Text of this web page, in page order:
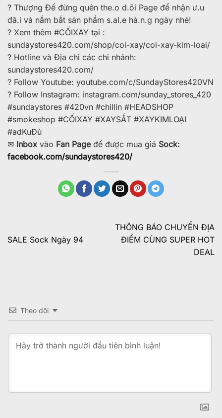
? Thượng Đế đừng quên the.o d.õi Page để nhận ư.u
đã.i và nắm bắt sản phẩm s.al.e hà.n.g ngày nhé!
? Xem thêm #CỐIXAY tại :
sundaystores420.com/shop/coi-xay/coi-xay-kim-loai/
? Hotline và Địa chỉ các chi nhánh:
sundaystores420.com/
? Follow Youtube: youtube.com/c/SundayStores420VN
? Follow Instagram: instagram.com/sunday_stores_420
#sundaystores #420vn #chillin #HEADSHOP
#smokeshop #CỐIXAY #XAYSẮT #XAYKIMLOẠI
#adKuĐù
✉ Inbox vào Fan Pageđể được mua giá Sock:
facebook.com/sundaystores420/
SALE Sock Ngày 94
THÔNG BÁO CHUYỂN ĐỊA
ĐIỂM CÙNG SUPER HOT
DEAL
Theo dõi